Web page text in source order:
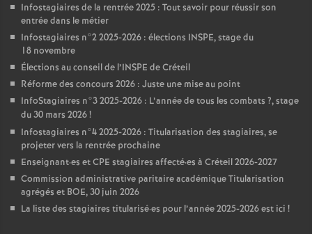
Infostagiaires de la rentrée 2025 : Tout savoir pour réussir son
entrée dans le métier
Infostagiaires n°2 2025-2026 : élections INSPE, stage du
18 novembre
Élections au conseil de l’INSPE de Créteil
Réforme des concours 2026 : Juste une mise au point
InfoStagiaires n°3 2025-2026 : L’année de tous les combats ?, stage
du 30 mars 2026!
Infostagiaires n°4 2025-2026 : Titularisation des stagiaires, se
projeter vers la rentrée prochaine
Enseignant·es etCPE stagiaires affecté·es à Créteil 2026-2027
Commission administrative paritaire académique Titularisation
agrégés et BOE, 30 juin 2026
La liste des stagiaires titularisé·es pour l’année 2025-2026 est ici !